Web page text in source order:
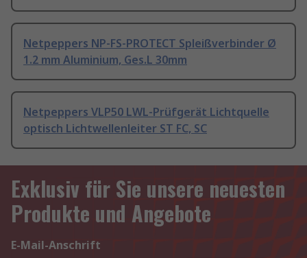
Netpeppers NP-FS-PROTECT Spleißverbinder Ø
1.2 mm Aluminium, Ges.L 30mm
Netpeppers VLP50 LWL-Prüfgerät Lichtquelle
optisch Lichtwellenleiter ST FC, SC
Exklusiv für Sie unsere neuesten
Produkte und Angebote
E-Mail-Anschrift